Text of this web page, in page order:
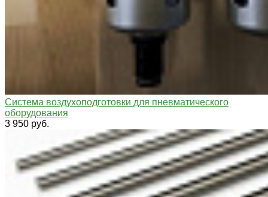
Система воздухоподготовки для пневматического
оборудования
3 950 руб.